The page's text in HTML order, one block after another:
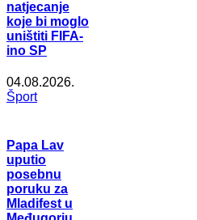
natjecanje
koje bi moglo
uništiti FIFA-
ino SP
04.08.2026.
Šport
Papa Lav
uputio
posebnu
poruku za
Mladifest u